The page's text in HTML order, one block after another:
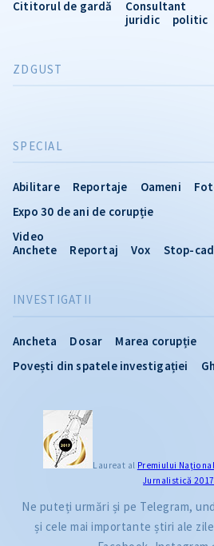
INVESTIGATII
Ancheta Dosar
Marea corupție
Povești din spatele investigației
SPECIAL
Abilitare Reportaje Oameni
Expo 30 de ani de corupție
Video
Anchete
Reportaj Vox Stop-
Cititorul de gardă
Consultant
juridic
politic
ZDGUST
Laureat al Premiului
Jurnalistică 2017
Ne puteți urmări și pe Telegram,
și cele mai importante știri ale